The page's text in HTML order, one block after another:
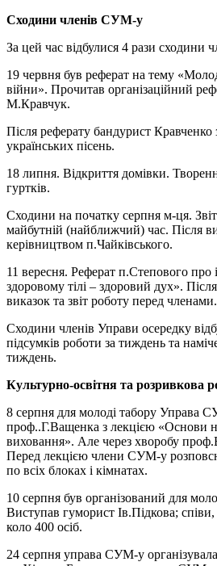
Сходини членів СУМ-у
За цей час відбулися 4 рази сходини
19 червня був реферат на тему
війни». Прочитав організаційний
М.Кравчук.
Після реферату бандурист Кравченко
українських пісень.
18 липня. Відкриття домівки.
гуртків.
Сходини на початку серпня м-ця.
майбутній (найближчий) час. Після
керівництвом п.Чайківського.
11 вересня. Реферат п.Степового про
здоровому тілі – здоровий дух».
виказок та звіт роботу перед членами.
Сходини членів Управи осередку
підсумків роботи за тиждень та
тиждень.
Культурно-освітня та розривкова
8 серпня для молоді табору Управа
проф..Г.Ващенка з лекцією «Основи
виховання». Але через хворобу
Перед лекцією члени СУМ-у
по всіх блоках і кімнатах.
10 серпня був організований для
Виступав гуморист Ів.Підкова;
коло 400 осіб.
24 серпня управа СУМ-у